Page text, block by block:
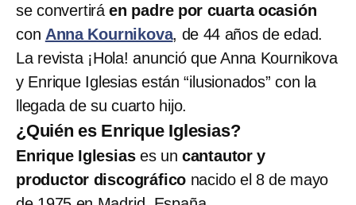
se convertiráen padre por cuarta ocasión
con Anna Kournikova, de 44 años de edad.
La revista ¡Hola! anunció que Anna Kournikova
y Enrique Iglesias están “ilusionados” con la
llegada de su cuarto hijo.
¿Quién es Enrique Iglesias?
Enrique Iglesiases un cantautor y
productor discográfico nacido el 8 de mayo